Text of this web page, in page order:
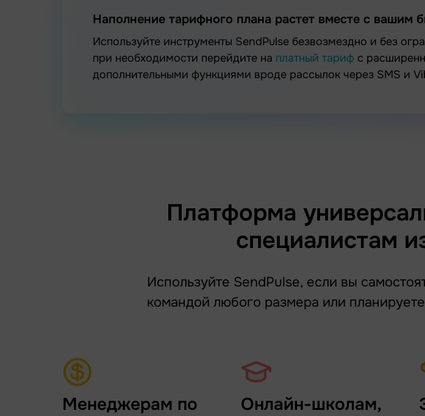
Наполнение тарифного плана растет вместе с вашим
Используйте инструменты SendPulse безвозмездно и без ограничений во времени, а
при необходимости перейдите на платный тариф с
дополнительными функциями вроде рассылок через SMS и
Платформа
специалистам
Используйте SendPulse, если вы
командой любого размера или
Менеджерам по
Онлайн-школам,